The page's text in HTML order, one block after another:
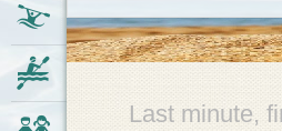
Vízitúrák
Kenukölcsönzés
Last minute,